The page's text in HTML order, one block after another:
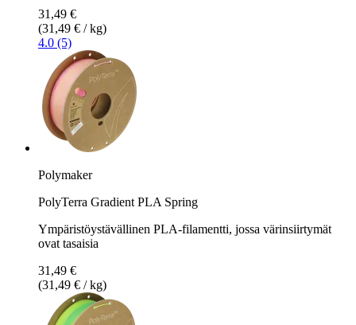
31,49 €
(31,49 € / kg)
4.0 (5)
Polymaker
PolyTerra Gradient PLA Spring
Ympäristöystävällinen PLA-filamentti, jossa värinsiirtymät
ovat tasaisia
31,49 €
(31,49 € / kg)